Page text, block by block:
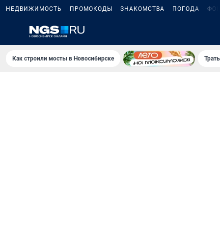
НЕДВИЖИМОСТЬ ПРОМОКОДЫ ЗНАКОМСТВА ПОГОДА
Как строили мосты в Новосибирске